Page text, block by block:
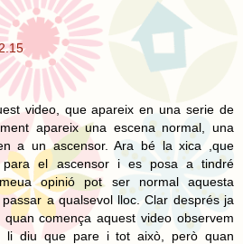
video, que apareix en una serie de
apareix una escena normal, una
a un ascensor. Ara bé la xica ,que
para el ascensor i es posa a tindré
opinió pot ser normal aquesta
a qualsevol lloc. Clar després ja
comença aquest video observem
li diu que pare i tot això, però quan